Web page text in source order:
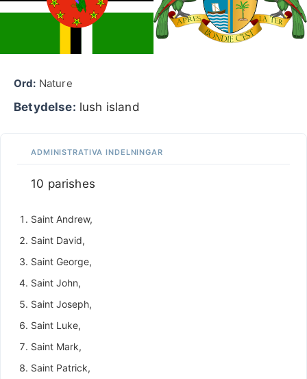
Ord: Nature
Betydelse: lush island
ADMINISTRATIVA INDELNINGAR
10 parishes
Saint Andrew,
Saint David,
Saint George,
Saint John,
Saint Joseph,
Saint Luke,
Saint Mark,
Saint Patrick,